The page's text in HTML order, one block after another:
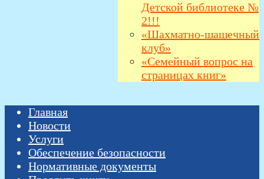
Детской библиотеке №
2!!!
«Шахматно-шашечный
клуб»
«Семейный вопрос на
страницах книг»
Главная
Новости
Услуги
Обеспечение безопасности
Нормативные документы